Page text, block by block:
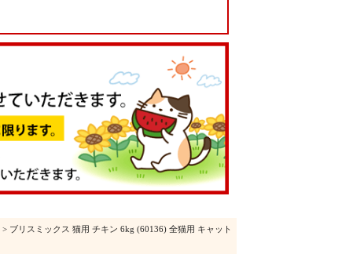
> ブリスミックス 猫用 チキン 6kg (60136) 全猫用 キャット